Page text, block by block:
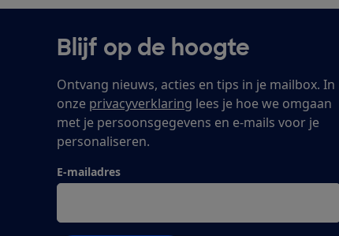
Blijf op de hoogte
Ontvang nieuws, acties en tips in je mailbox. In
onze privacyverklaring lees je hoe we omgaan
met je persoonsgegevens en e-mails voor je
personaliseren.
E-mailadres